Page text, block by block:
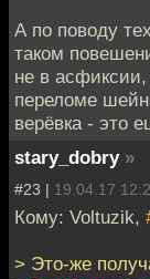
А по поводу
таком
не в
переломе
верёвка - это
stary_dobry »
#23 | 19.04.17
Кому: Voltuzik,
> Это-же